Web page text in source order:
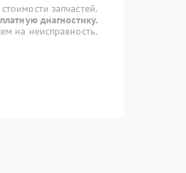
запчастей.
диагностику.
на неисправность.